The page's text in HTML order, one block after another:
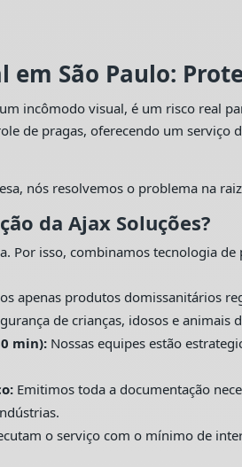
em São Paulo:
incômodo visual, é um risco real
de pragas, oferecendo um
nós resolvemos o problema na
da Ajax Soluções?
Por isso, combinamos tecnologia
apenas produtos domissanitários
de crianças, idosos e animais
min): Nossas equipes estão
Emitimos toda a documentação
o serviço com o mínimo de